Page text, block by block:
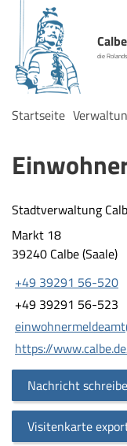
die
Startseite
Stadtverwaltung
Markt 18
39240 Calbe (Saale)
+49 39291 56-520
+49 39291 56-523
https://
Nachricht
Visitenkarte